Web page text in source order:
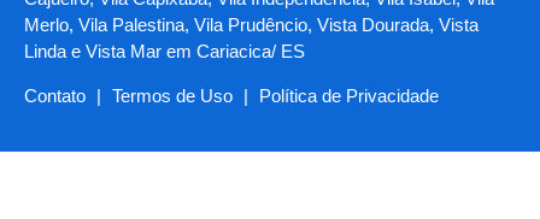
Merlo, Vila Palestina, Vila Prudêncio, Vista Dourada, Vista
Linda e Vista Mar em Cariacica/ ES
Contato | Termos de Uso | Política de Privacidade